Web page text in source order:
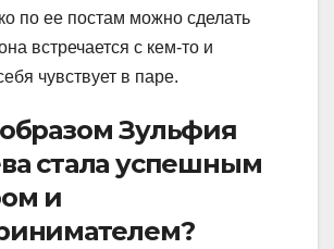
по ее постам можно сделать
встречается с кем-то и
чувствует в паре.
Зульфия
стала успешным
и